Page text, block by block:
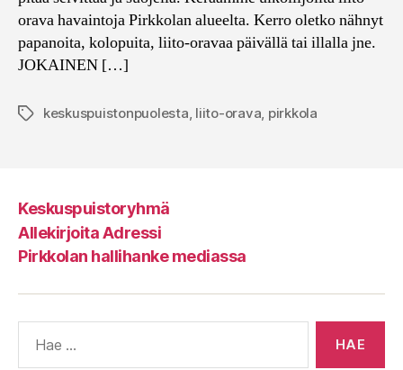
orava havaintoja Pirkkolan alueelta. Kerro oletko nähnyt
papanoita, kolopuita, liito-oravaa päivällä tai illalla jne.
JOKAINEN […]
Avainsanat
keskuspuistonpuolesta liito-orava pirkkola
Keskuspuistoryhmä
Allekirjoita Adressi
Pirkkolan hallihanke mediassa